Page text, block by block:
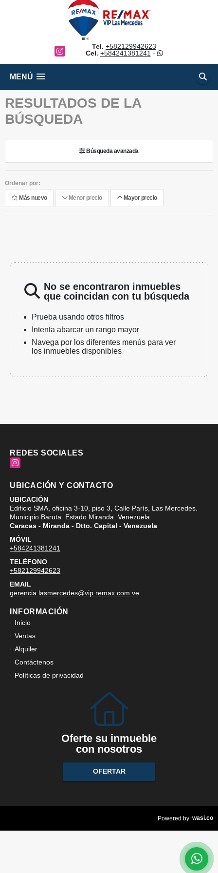
Instagram
Tel. +582129942623
Cel. +584241381241 -
MENÚ
RESULTADOS DE LA
BÚSQUEDA
Búsqueda avanzada
Ordenar por:
Más nuevo Menor precio Mayor precio
No se encontraron inmuebles
que coincidan con tu búsqueda
Prueba usando otros filtros
Intenta abarcar un rango mayor
Navega por los diferentes menús para ver
los inmuebles disponibles
REDES SOCIALES
Instagram
UBICACIÓN Y CONTACTO
UBICACIÓN
Edificio SMA, oficina 3-10, piso 3, Calle París, Las Mercedes.
Municipio Baruta. Estado Miranda. Venezuela.
Caracas - Miranda - Dtto. Capital - Venezuela
MÓVIL
+584241381241
TELÉFONO
+582129942623
EMAIL
gerencia.lasmercedes@vip.remax.com.ve
INFORMACIÓN
Inicio
Ventas
Alquiler
Contáctenos
Políticas de privacidad
Oferte su inmueble
con nosotros
OFERTAR
Powered by: wasi.co